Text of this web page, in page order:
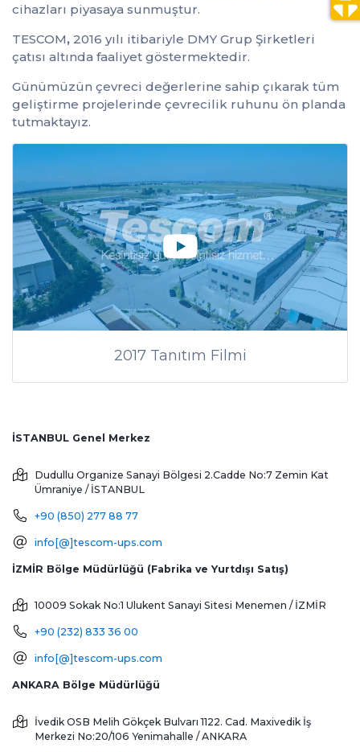
cihazları piyasaya sunmuştur.
TESCOM, 2016 yılı itibariyle DMY Grup Şirketleri
çatısı altında faaliyet göstermektedir.
Günümüzün çevreci değerlerine sahip çıkarak tüm
geliştirme projelerinde çevrecilik ruhunu ön planda
tutmaktayız.
2017 Tanıtım Filmi
İSTANBUL Genel Merkez
Dudullu Organize Sanayi Bölgesi 2.Cadde No:7 Zemin Kat
Ümraniye / İSTANBUL
+90 (850) 277 88 77
info[@]tescom-ups.com
İZMİR Bölge Müdürlüğü (Fabrika ve Yurtdışı Satış)
10009 Sokak No:1 Ulukent Sanayi Sitesi Menemen / İZMİR
+90 (232) 833 36 00
info[@]tescom-ups.com
ANKARA Bölge Müdürlüğü
İvedik OSB Melih Gökçek Bulvarı 1122. Cad. Maxivedik İş
Merkezi No:20/106 Yenimahalle / ANKARA